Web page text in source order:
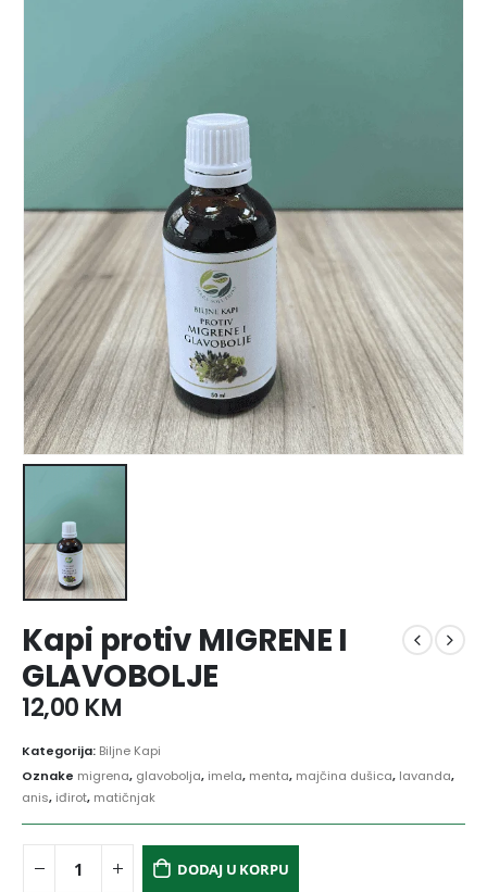
Kapi protiv MIGRENE I
GLAVOBOLJE
12,00 KM
Kategorija: Biljne Kapi
Oznake migrena, glavobolja, imela, menta, majčina dušica, lavanda,
anis, iđirot, matičnjak
DODAJ U KORPU